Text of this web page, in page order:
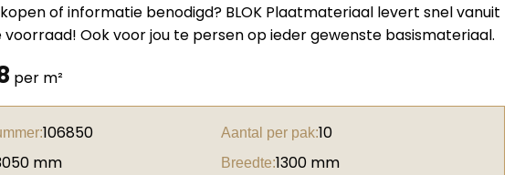
kopen of informatie benodigd? BLOK Plaatmateriaal levert snel vanuit
voorraad! Ook voor jou te persen op ieder gewenste basismateriaal.
per m²
106850 Aantal per pak:10
mm Breedte:1300 mm